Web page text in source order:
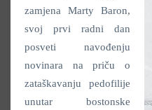
zamjena Marty Baron,
svoj prvi radni dan
posveti navođenju
novinara na priču o
zataškavanju pedofilije
unutar bostonske